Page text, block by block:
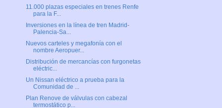
11.000 plazas especiales en trenes Renfe
para la F...
Inversiones en la línea de tren Madrid-
Palencia-Sa...
Nuevos carteles y megafonía con el
nombre Aeropuer...
Distribución de mercancías con furgonetas
eléctric...
Un Nissan eléctrico a prueba para la
Comunidad de ...
Plan Renove de válvulas con cabezal
termostático p...